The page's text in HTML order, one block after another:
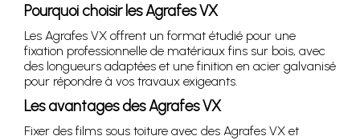
Pourquoi choisir les Agrafes VX
Les Agrafes VX offrent un format étudié pour une
fixation professionnelle de matériaux fins sur bois, avec
des longueurs adaptées et une finition en acier galvanisé
pour répondre à vos travaux exigeants.
Les avantages des Agrafes VX
Fixer des films sous toiture avec des Agrafes VX et